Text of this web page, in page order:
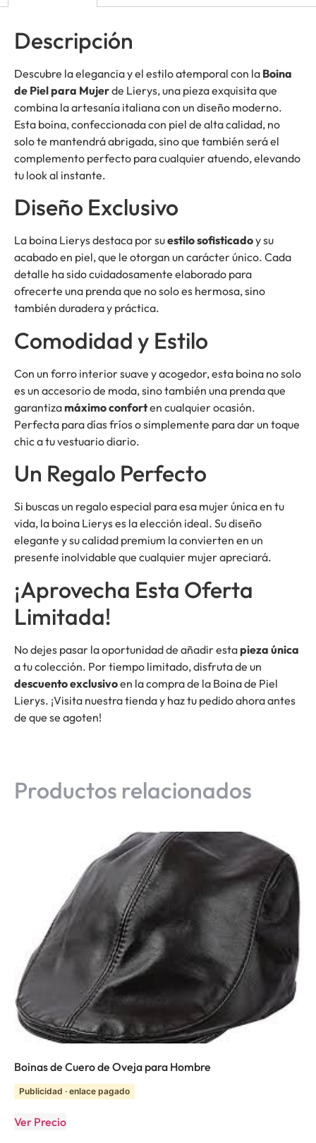
Descripción
Descubre la elegancia y el estilo atemporal con la Boina
de Piel para Mujerde Lierys, una pieza exquisita que
combina la artesanía italiana con un diseño moderno.
Esta boina, confeccionada con piel de alta calidad, no
solo te mantendrá abrigada, sino que también será el
complemento perfecto para cualquier atuendo, elevando
tu look al instante.
Diseño Exclusivo
La boina Lierys destaca por suestilo sofisticadoy su
acabado en piel, que le otorgan un carácter único. Cada
detalle ha sido cuidadosamente elaborado para
ofrecerte una prenda que no solo es hermosa, sino
también duradera y práctica.
Comodidad y Estilo
Con un forro interior suave y acogedor, esta boina no solo
es un accesorio de moda, sino también una prenda que
garantizamáximo conforten cualquier ocasión.
Perfecta para días fríos o simplemente para dar un toque
chic a tu vestuario diario.
Un Regalo Perfecto
Si buscas un regalo especial para esa mujer única en tu
vida, la boina Lierys es la elección ideal. Su diseño
elegante y su calidad premium la convierten en un
presente inolvidable que cualquier mujer apreciará.
¡Aprovecha Esta Oferta
Limitada!
No dejes pasar la oportunidad de añadir estapieza única
a tu colección. Por tiempo limitado, disfruta de un
descuento exclusivoen la compra de la Boina de Piel
Lierys. ¡Visita nuestra tienda y haz tu pedido ahora antes
de que se agoten!
Productos relacionados
Boinas de Cuero de Oveja para Hombre
Publicidad · enlace pagado
Ver Precio